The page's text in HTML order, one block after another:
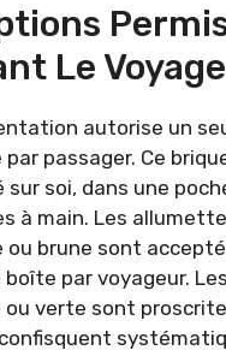
Le Voyage
autorise un
par passager. Ce
soi, dans une
à main. Les
brune sont
par voyageur.
verte sont